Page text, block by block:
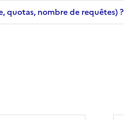
quotas, nombre de requêtes) ?